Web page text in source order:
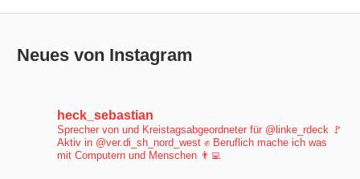
Neues von Instagram
heck_sebastian
Sprecher von und Kreistagsabgeordneter für @linke_rdeck 🚩
Aktiv in @ver.di_sh_nord_west ✊ Beruflich mache ich was
mit Computern und Menschen 👨‍💻